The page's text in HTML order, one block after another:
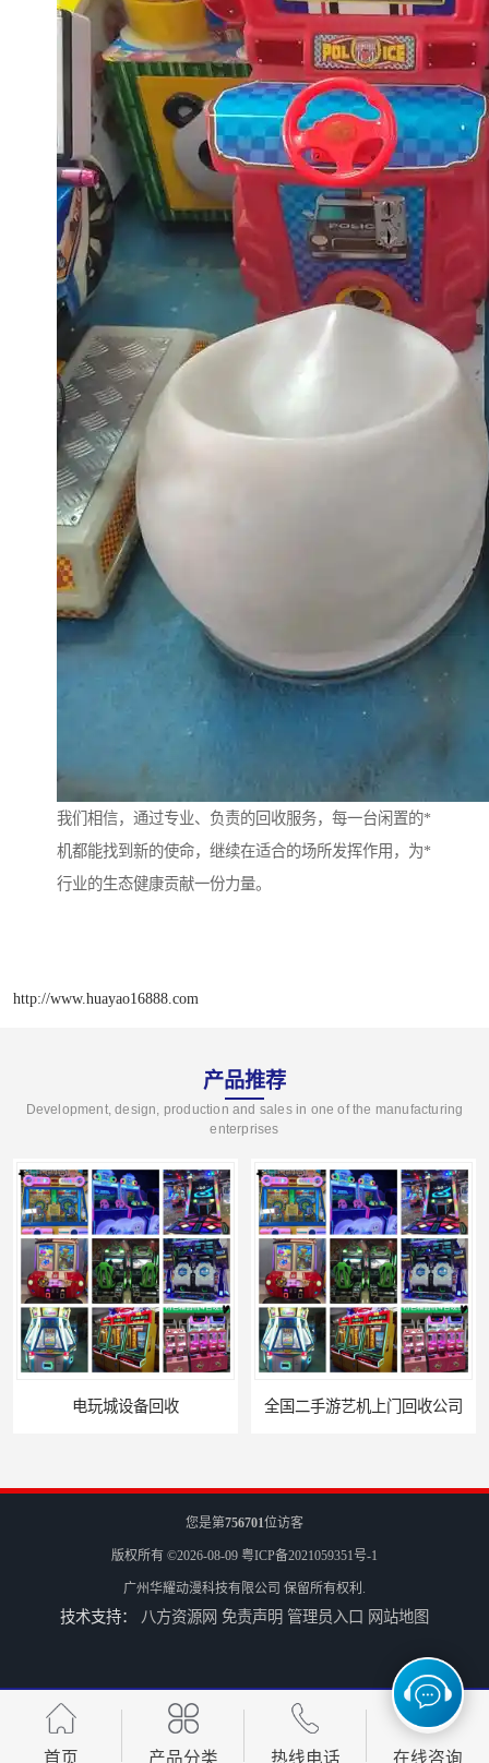
我们相信，通过专业、负责的回收服务，每一台闲置的*
机都能找到新的使命，继续在适合的场所发挥作用，为*
行业的生态健康贡献一份力量。
http://www.huayao16888.com
产品推荐
Development, design, production and sales in one of the manufacturing
enterprises
全国二手游艺机上门回收公司 电玩城整场回收
二手游戏机回收
您是第756701位访客
版权所有 ©2026-08-09 粤ICP备2021059351号-1
广州华耀动漫科技有限公司 保留所有权利.
技术支持： 八方资源网 免责声明 管理员入口 网站地图
首页 产品分类 热线电话 在线咨询